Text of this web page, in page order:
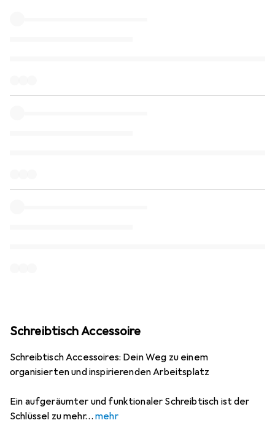
Schreibtisch Accessoire
Schreibtisch Accessoires: Dein Weg zu einem
organisierten und inspirierenden Arbeitsplatz
Ein aufgeräumter und funktionaler Schreibtisch ist der
Schlüssel zu mehr
mehr